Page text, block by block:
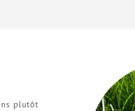
plutôt